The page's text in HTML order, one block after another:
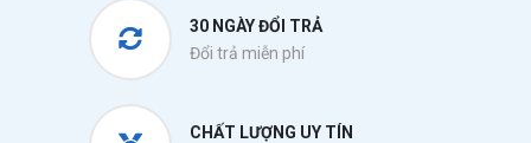
30 NGÀY ĐỔI TRẢ
Đổi trả miễn phí
CHẤT LƯỢNG UY TÍN